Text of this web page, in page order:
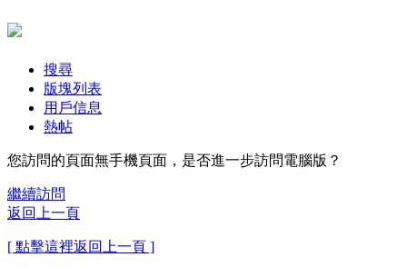
搜尋
版塊列表
用戶信息
熱帖
您訪問的頁面無手機頁面，是否進一步訪問電腦版？
繼續訪問
返回上一頁
[ 點擊這裡返回上一頁 ]